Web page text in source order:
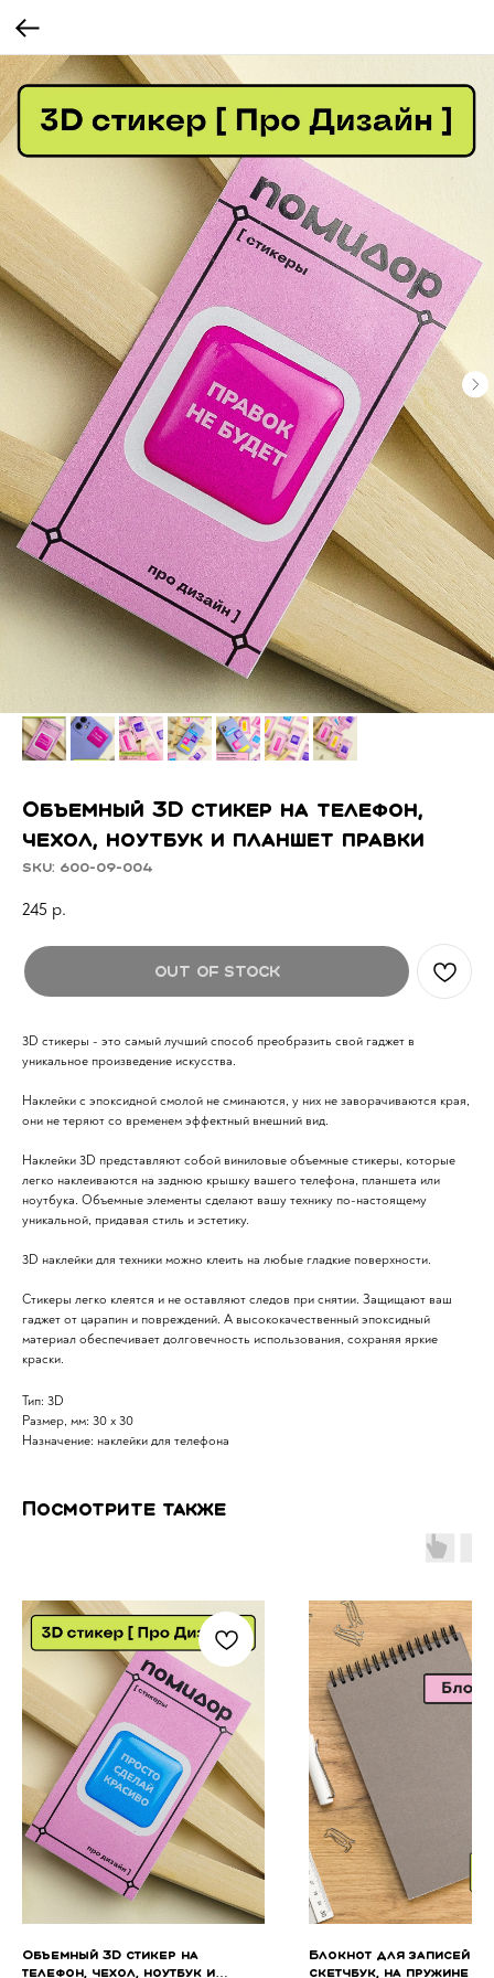
Объемный 3D стикер на телефон,
чехол, ноутбук и планшет правки
SKU: 600-09-004
245 р.
Out of stock
3D стикеры - это самый лучший способ преобразить свой гаджет в
уникальное произведение искусства.
Наклейки с эпоксидной смолой не сминаются, у них не заворачиваются края,
они не теряют со временем эффектный внешний вид.
Наклейки 3D представляют собой виниловые объемные стикеры, которые
легко наклеиваются на заднюю крышку вашего телефона, планшета или
ноутбука. Объемные элементы сделают вашу технику по-настоящему
уникальной, придавая стиль и эстетику.
3D наклейки для техники можно клеить на любые гладкие поверхности.
Стикеры легко клеятся и не оставляют следов при снятии. Защищают ваш
гаджет от царапин и повреждений. А высококачественный эпоксидный
материал обеспечивает долговечность использования, сохраняя яркие
краски.
Тип: 3D
Размер, мм: 30 х 30
Назначение: наклейки для телефона
Посмотрите также
Объемный 3D стикер на
телефон, чехол, ноутбук и
Блокнот для записей
скетчбук, на пружине